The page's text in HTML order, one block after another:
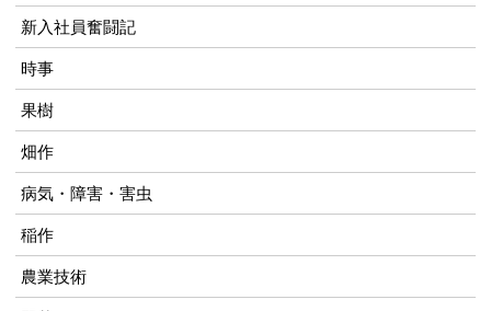
新入社員奮闘記
時事
果樹
畑作
病気・障害・害虫
稲作
農業技術